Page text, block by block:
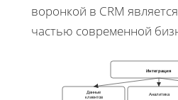
воронкой в CRM
частью современной
Интеграция
Данные
клиентов
Аналитика